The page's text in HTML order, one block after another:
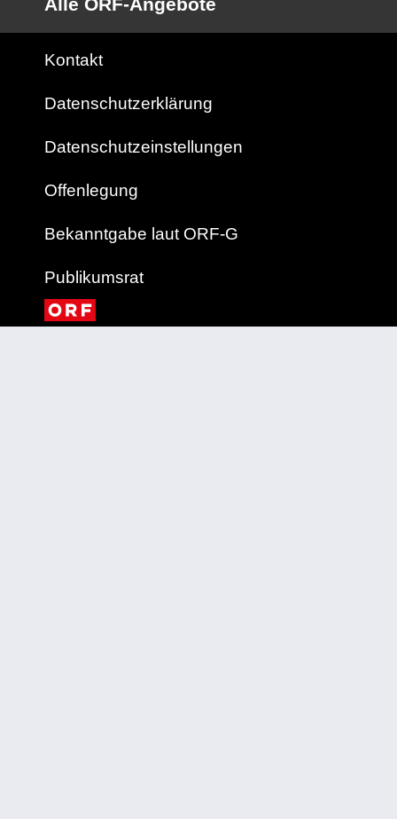
Kontakt
Datenschutzerklärung
Datenschutzeinstellungen
Offenlegung
Bekanntgabe laut ORF-G
Publikumsrat